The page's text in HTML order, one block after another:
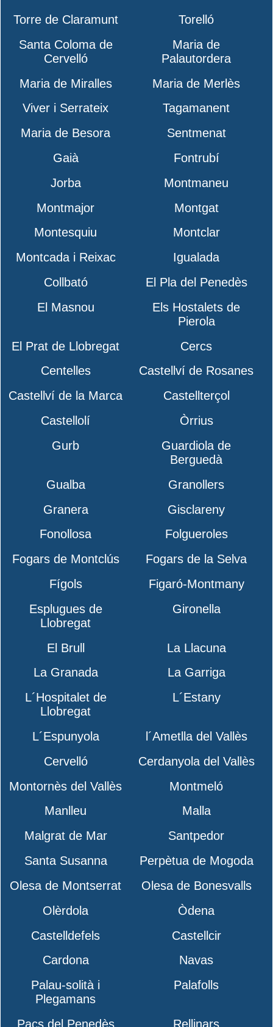
Torre de Claramunt
Torelló
Santa Coloma de
Cervelló
Maria de
Palautordera
Maria de Miralles
Maria de Merlès
Viver i Serrateix
Tagamanent
Maria de Besora
Sentmenat
Gaià
Fontrubí
Jorba
Montmaneu
Montmajor
Montgat
Montesquiu
Montclar
Montcada i Reixac
Igualada
Collbató
El Pla del Penedès
El Masnou
Els Hostalets de
Pierola
El Prat de Llobregat
Cercs
Centelles
Castellví de Rosanes
Castellví de la Marca
Castellterçol
Castellolí
Òrrius
Gurb
Guardiola de
Berguedà
Gualba
Granollers
Granera
Gisclareny
Fonollosa
Folgueroles
Fogars de Montclús
Fogars de la Selva
Fígols
Figaró-Montmany
Esplugues de
Llobregat
Gironella
El Brull
La Llacuna
La Granada
La Garriga
L´Hospitalet de
Llobregat
L´Estany
L´Espunyola
l´Ametlla del Vallès
Cervelló
Cerdanyola del Vallès
Montornès del Vallès
Montmeló
Manlleu
Malla
Malgrat de Mar
Santpedor
Santa Susanna
Perpètua de Mogoda
Olesa de Montserrat
Olesa de Bonesvalls
Olèrdola
Òdena
Castelldefels
Castellcir
Cardona
Navas
Palau-solità i
Plegamans
Palafolls
Pacs del Penedès Rellinars